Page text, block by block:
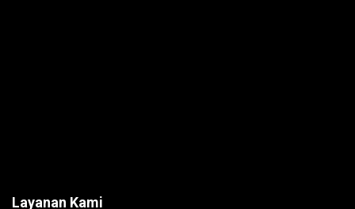
Layanan Kami